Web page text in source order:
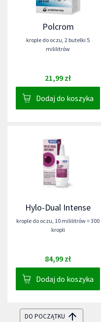
Polcrom
krople do oczu, 2 butelki 5
mililitrów
21,99 zł
Dodaj do koszyka
Hylo-Dual Intense
krople do oczu, 10 mililitrów = 300
kropli
84,99 zł
Dodaj do koszyka
DO POCZĄTKU